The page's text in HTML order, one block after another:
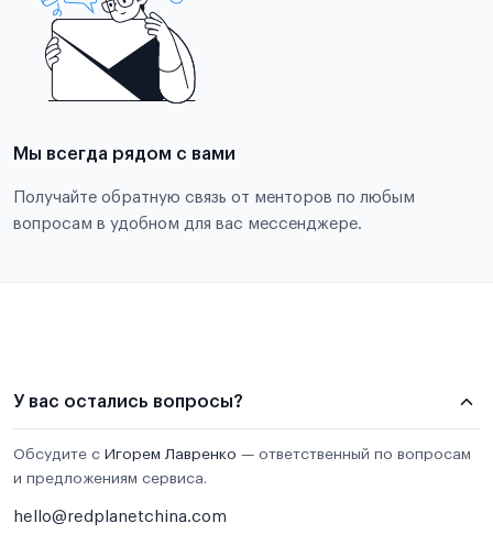
Мы всегда рядом с вами
Получайте обратную связь от менторов по любым
вопросам в удобном для вас мессенджере.
У вас остались вопросы?
Обсудите с Игорем Лавренко — ответственный по вопросам
и предложениям сервиса.
hello@redplanetchina.com